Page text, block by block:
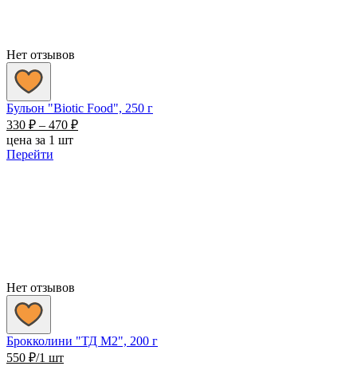
Нет отзывов
Бульон "Biotic Food", 250 г
330 ₽ – 470 ₽Диапазон
цена за 1 шт
Перейти
Нет отзывов
Брокколини "ТД М2", 200 г
550 ₽/1 шт